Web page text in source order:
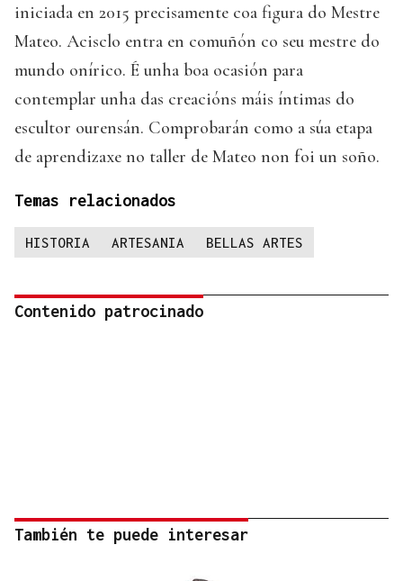
iniciada en 2015 precisamente coa figura do Mestre
Mateo. Acisclo entra en comuñón co seu mestre do
mundo onírico. É unha boa ocasión para
contemplar unha das creacións máis íntimas do
escultor ourensán. Comprobarán como a súa etapa
de aprendizaxe no taller de Mateo non foi un soño.
Temas relacionados
HISTORIA ARTESANIA BELLAS ARTES
Contenido patrocinado
También te puede interesar